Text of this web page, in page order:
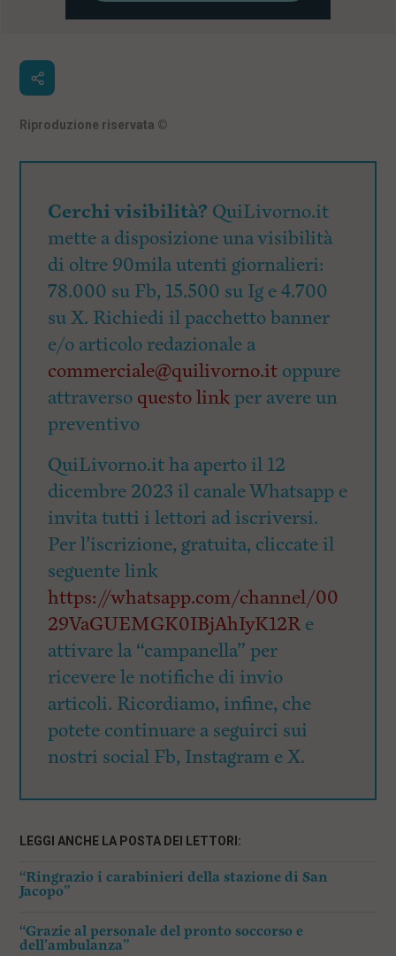
Riproduzione riservata ©
Cerchi visibilità? QuiLivorno.it
mette a disposizione una visibilità
di oltre 90mila utenti giornalieri:
78.000 su Fb, 15.500 su Ig e 4.700
su X. Richiedi il pacchetto banner
e/o articolo redazionale a
commerciale@quilivorno.it oppure
attraverso questo linkper avere un
preventivo
QuiLivorno.it ha aperto il 12
dicembre 2023 il canale Whatsapp e
invita tutti i lettori ad iscriversi.
Per l’iscrizione, gratuita, cliccate il
seguente link
https://whatsapp.com/channel/00
29VaGUEMGK0IBjAhIyK12Re
attivare la “campanella” per
ricevere le notifiche di invio
articoli. Ricordiamo, infine, che
potete continuare a seguirci sui
nostri social Fb, Instagram e X.
LEGGI ANCHE LA POSTA DEI LETTORI:
“Ringrazio i carabinieri della stazione di San
Jacopo”
“Grazie al personale del pronto soccorso e
dell’ambulanza”